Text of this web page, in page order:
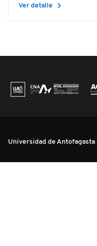
Ver detalle chevron_right
Universidad de